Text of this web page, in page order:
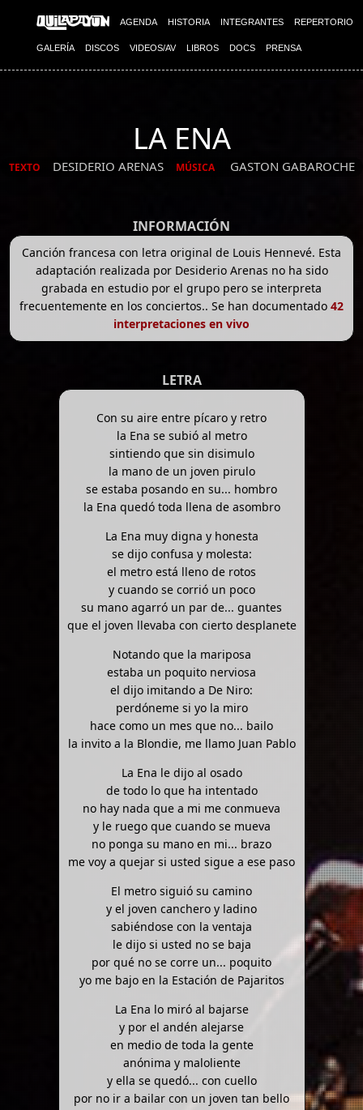
AGENDA HISTORIA INTEGRANTES REPERTORIO
GALERÍA DISCOS VIDEOS/AV LIBROS DOCS PRENSA
LA ENA
TEXTO DESIDERIO ARENAS MÚSICA GASTON GABAROCHE
INFORMACIÓN
Canción francesa con letra original de Louis Hennevé. Esta
adaptación realizada por Desiderio Arenas no ha sido
grabada en estudio por el grupo pero se interpreta
frecuentemente en los conciertos.. Se han documentado 42
interpretaciones en vivo
LETRA
Con su aire entre pícaro y retro
la Ena se subió al metro
sintiendo que sin disimulo
la mano de un joven pirulo
se estaba posando en su... hombro
la Ena quedó toda llena de asombro
La Ena muy digna y honesta
se dijo confusa y molesta:
el metro está lleno de rotos
y cuando se corrió un poco
su mano agarró un par de... guantes
que el joven llevaba con cierto desplanete
Notando que la mariposa
estaba un poquito nerviosa
el dijo imitando a De Niro:
perdóneme si yo la miro
hace como un mes que no... bailo
la invito a la Blondie, me llamo Juan Pablo
La Ena le dijo al osado
de todo lo que ha intentado
no hay nada que a mi me conmueva
y le ruego que cuando se mueva
no ponga su mano en mi... brazo
me voy a quejar si usted sigue a ese paso
El metro siguió su camino
y el joven canchero y ladino
sabiéndose con la ventaja
le dijo si usted no se baja
por qué no se corre un... poquito
yo me bajo en la Estación de Pajaritos
La Ena lo miró al bajarse
y por el andén alejarse
en medio de toda la gente
anónima y maloliente
y ella se quedó... con cuello
por no ir a bailar con un joven tan bello